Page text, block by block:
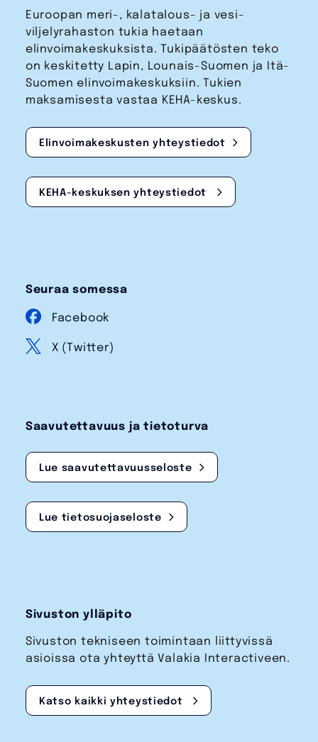
Euroopan meri-, kalatalous- ja vesi­
viljelyrahaston tukia haetaan
elinvoimakeskuksista. Tukipäätösten teko
on keskitetty Lapin, Lounais-Suomen ja Itä-
Suomen elinvoimakeskuksiin. Tukien
maksamisesta vastaa KEHA-keskus.
Elinvoimakeskusten yhteystiedot
KEHA-keskuksen yhteystiedot
Seuraa somessa
Facebook
X (Twitter)
Saavutettavuus ja tietoturva
Lue saavutettavuusseloste
Lue tietosuojaseloste
Sivuston ylläpito
Sivuston tekniseen toimintaan liittyvissä
asioissa ota yhteyttä Valakia Interactiveen.
Katso kaikki yhteystiedot